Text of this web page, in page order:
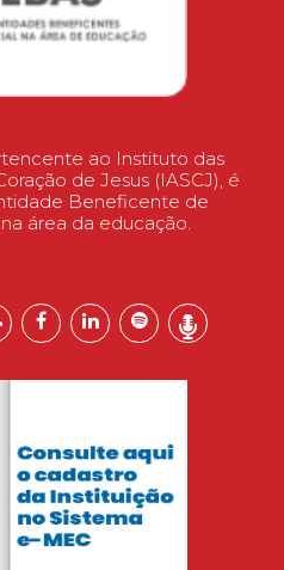
ao Instituto das
de Jesus (IASCJ), é
Beneficente de
área da educação.